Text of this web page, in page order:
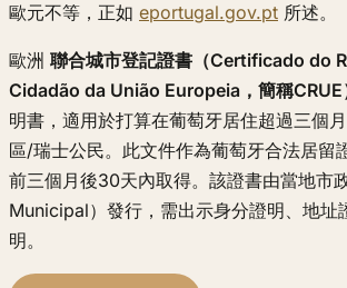
歐元不等，正如 eportugal.gov.pt 所述。
歐洲 聯合城市登記證書（Certificado do
Cidadão da União Europeia，簡稱CRUE
明書，適用於打算在葡萄牙居住超過三個
區/瑞士公民。此文件作為葡萄牙合法居留
前三個月後30天內取得。該證書由當地市
Municipal）發行，需出示身分證明、地址
明。